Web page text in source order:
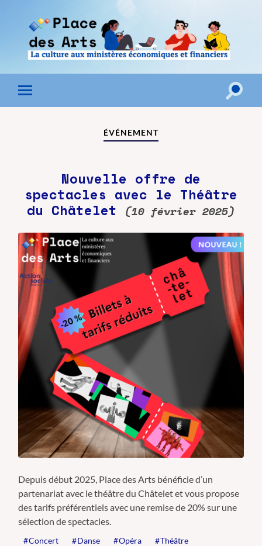
Toggle
mobile
Toggle
Nouvelle offre de
spectacles avec le Théâtre
du Châtelet
(10 février 2025)
Depuis début 2025, Place des Arts bénéficie d’un
partenariat avec le théâtre du Châtelet et vous propose
des tarifs préférentiels avec une remise de 20% sur une
sélection de spectacles.
Concert Danse Opéra Théâtre